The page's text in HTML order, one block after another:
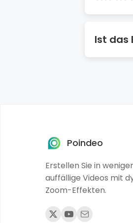
Ist das
Poindeo
Erstellen Sie in
auffällige Videos mit
Zoom-Effekten.